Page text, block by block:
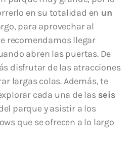
en su totalidad en un
para aprovechar al
recomendamos llegar
abren las puertas. De
disfrutar de las atracciones
largas colas. Además, te
cada una de las seis
parque y asistir a los
que se ofrecen a lo largo